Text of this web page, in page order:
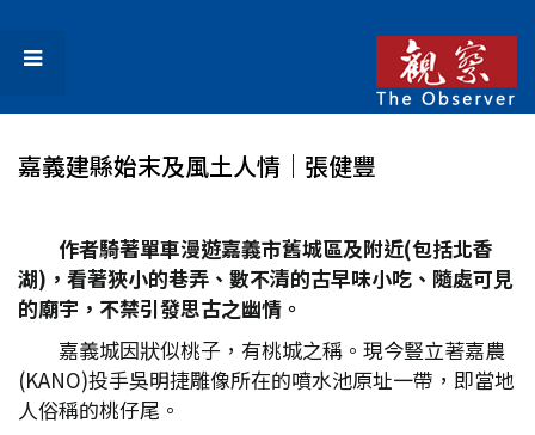
嘉義建縣始末及風土人情｜張健豐
作者騎著單車漫遊嘉義市舊城區及附近(包括北香
湖)，看著狹小的巷弄、數不清的古早味小吃、隨處可見
的廟宇，不禁引發思古之幽情。
嘉義城因狀似桃子，有桃城之稱。現今豎立著嘉農
(KANO)投手吳明捷雕像所在的噴水池原址一帶，即當地
人俗稱的桃仔尾。